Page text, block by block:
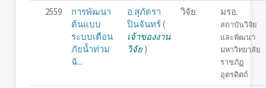
2559
การพัฒนา
ต้นแบบ
ระบบเตือน
ภัยน้ำท่วม
ฉั...
อ.สุภัตรา
ปินจันทร์(
เจ้าของงาน
วิจัย)
วิจัย มรอ.
สถาบันวิจัย
และพัฒนา
มหาวิทยาลัย
ราชภัฏ
อุตรดิตถ์